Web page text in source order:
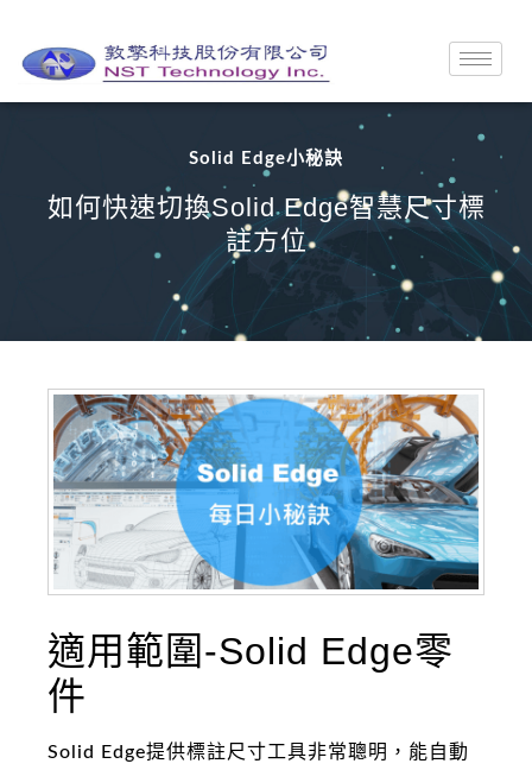
Solid Edge小秘訣
如何快速切換Solid Edge智慧尺寸標
註方位
適用範圍-Solid Edge零
件
Solid Edge提供標註尺寸工具非常聰明，能自動